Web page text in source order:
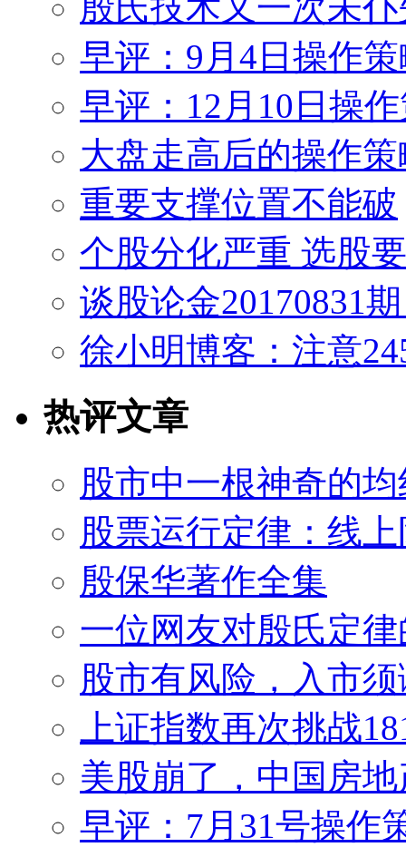
早评：9月4日操作
早评：12月10日操
大盘走高后的操作策
重要支撑位置不能破
个股分化严重 选股
谈股论金20170831
徐小明博客：注意
热评文章
股市中一根神奇的
股票运行定律：线
殷保华著作全集
一位网友对殷氏定
股市有风险，入市
上证指数再次挑战
美股崩了，中国房
早评：7月31号操作